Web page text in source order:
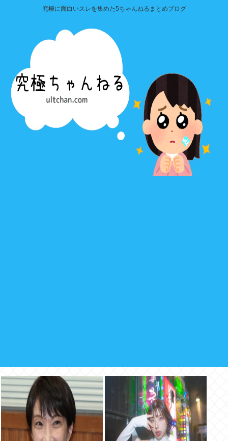
究極に面白いスレを集めた5ちゃんねるまとめブログ